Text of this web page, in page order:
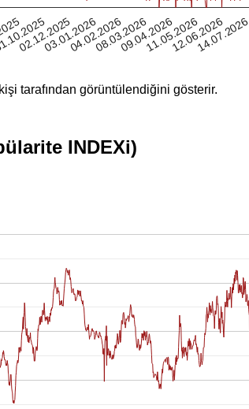
02.12.2025
03.01.2026
04.02.2026
08.03.2026
09.04.2026
11.05.2026
12.06.2026
14.07.2026
tarafından görüntülendiğini gösterir.
INDEXi)